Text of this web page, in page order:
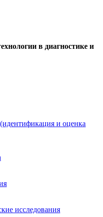
в диагностике и
и оценка
исследования